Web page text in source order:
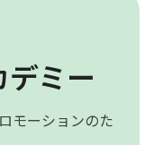
ミー
モーションのた